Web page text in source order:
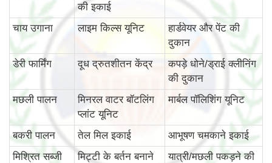
की इकाई
चाय उगाना लाइम किल्स यूनिट
हार्डवेयर और पेंट की
दुकान
डेरी फार्मिंग
दूध द्रुतशीतन केंद्र
कपड़े धोने/ड्राई क्लीनिंग
की दुकान
मछली पालन
मिनरल वाटर बॉटलिंग
प्लांट यूनिट
मार्बल पॉलिशिंग यूनिट
बकरी पालन तेल मिल इकाई
आभूषण चमकाने इकाई
मिश्रित सब्जी
मिट्टी के बर्तन बनाने
यात्री/मछली पकड़ने की